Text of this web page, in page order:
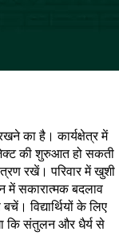
का है। कार्यक्षेत्र में
की शुरुआत हो सकती
रखें। परिवार में खुशी
में सकारात्मक बदलाव
विद्यार्थियों के लिए
कि संतुलन और धैर्य से